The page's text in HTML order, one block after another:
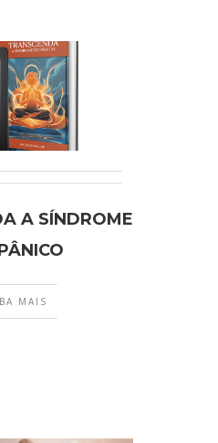
A SÍNDROME
MAIS